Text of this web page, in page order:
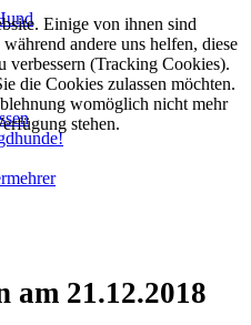
am 21.12.2018
Einige von ihnen sind
andere uns helfen, diese
verbessern (Tracking Cookies).
die Cookies zulassen möchten.
womöglich nicht mehr
stehen.